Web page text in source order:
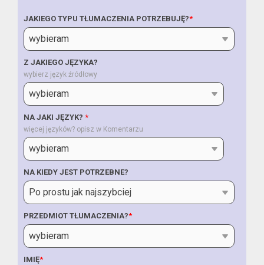
JAKIEGO TYPU TŁUMACZENIA POTRZEBUJĘ?*
Z JAKIEGO JĘZYKA?
wybierz język źródłowy
NA JAKI JĘZYK? *
więcej języków? opisz w Komentarzu
NA KIEDY JEST POTRZEBNE?
PRZEDMIOT TŁUMACZENIA?*
IMIĘ*